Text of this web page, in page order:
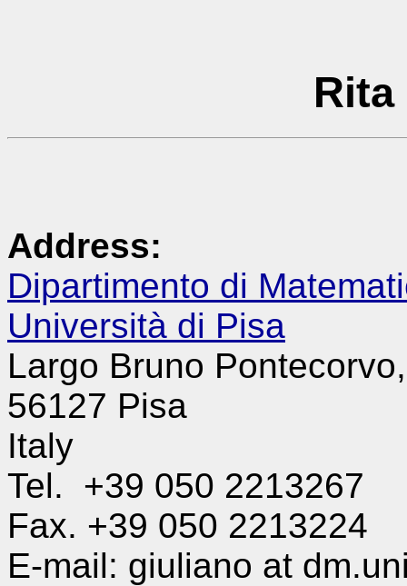
Address:
Dipartimento di
Università di Pisa
Largo Bruno
56127 Pisa
Italy
Tel. +39 050 2213267
Fax. +39 050 2213224
E-mail: giuliano at